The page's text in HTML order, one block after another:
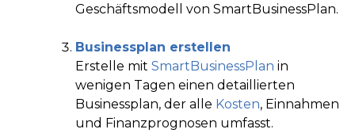
Geschäftsmodell von SmartBusinessPlan.
Businessplan erstellen
Erstelle mit SmartBusinessPlan in
wenigen Tagen einen detaillierten
Businessplan, der alle Kosten, Einnahmen
und Finanzprognosen umfasst.